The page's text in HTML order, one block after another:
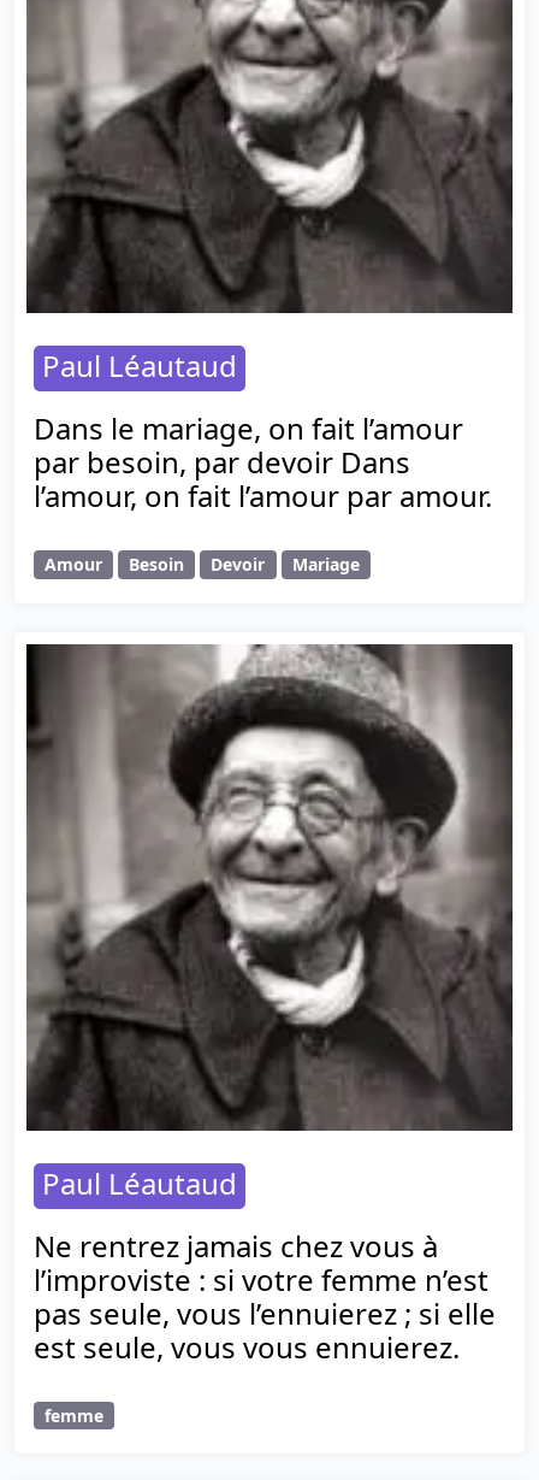
Paul Léautaud
Dans le mariage, on fait l’amour
par besoin, par devoir Dans
l’amour, on fait l’amour par amour.
Amour Besoin Devoir Mariage
Paul Léautaud
Ne rentrez jamais chez vous à
l’improviste : si votre femme n’est
pas seule, vous l’ennuierez ; si elle
est seule, vous vous ennuierez.
femme